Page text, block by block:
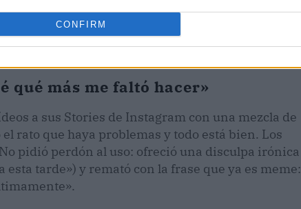
CONFIRM
qué más me faltó hacer»
a sus Stories de Instagram con una mezcla de
rato que haya problemas y todo está bien. Los
pidió perdón al uso: ofreció una disculpa irónica
tarde») y remató con la frase que ya es meme: